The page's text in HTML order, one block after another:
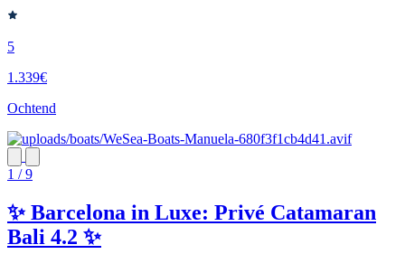
5
1.339€
Ochtend
1 / 9
✨ Barcelona in Luxe: Privé Catamaran
Bali 4.2 ✨